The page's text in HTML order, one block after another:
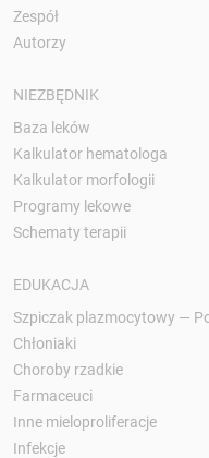
Zespół
Autorzy
NIEZBĘDNIK
Baza leków
Kalkulator hematologa
Kalkulator morfologii
Programy lekowe
Schematy terapii
EDUKACJA
Szpiczak plazmocytowy —
Chłoniaki
Choroby rzadkie
Farmaceuci
Inne mieloproliferacje
Infekcje